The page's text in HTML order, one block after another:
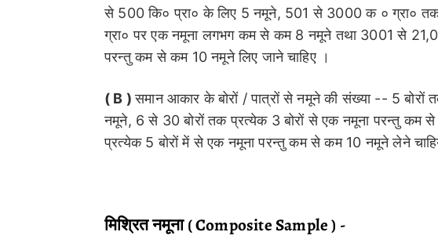
से 500 कि० प्रा० के लिए 5 नमूने, 501 से 3000 क ० ग्रा०
ग्रा० पर एक नमूना लगभग कम से कम 8 नमूने तथा 3001 से
परन्तु कम से कम 10 नमूने लिए जाने चाहिए ।
( B )समान आकार के बोरों / पात्रों से नमूने की संख्या -- 5
नमूने, 6 से 30 बोरों तक प्रत्येक 3 बोरों से एक नमूना परन्तु कम
प्रत्येक 5 बोरों में से एक नमूना परन्तु कम से कम 10 नमूने लेने
मिश्रित नमूना ( Composite Sample ) -